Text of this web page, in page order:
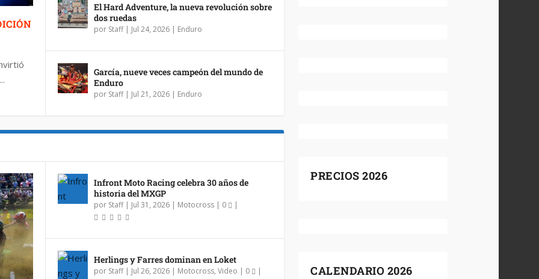
El Hard Adventure, la nueva revolución sobre
dos ruedas
por Staff| Jul 24, 2026| Enduro
García, nueve veces campeón del mundo de
Enduro
por Staff| Jul 21, 2026| Enduro
Infront Moto Racing celebra 30 años de
historia del MXGP
por Staff| Jul 31, 2026| Motocross| 0 |
Herlings y Farres dominan en Loket
por Staff| Jul 26, 2026| Motocross, Video | 0 |
PRECIOS 2026
CALENDARIO 2026